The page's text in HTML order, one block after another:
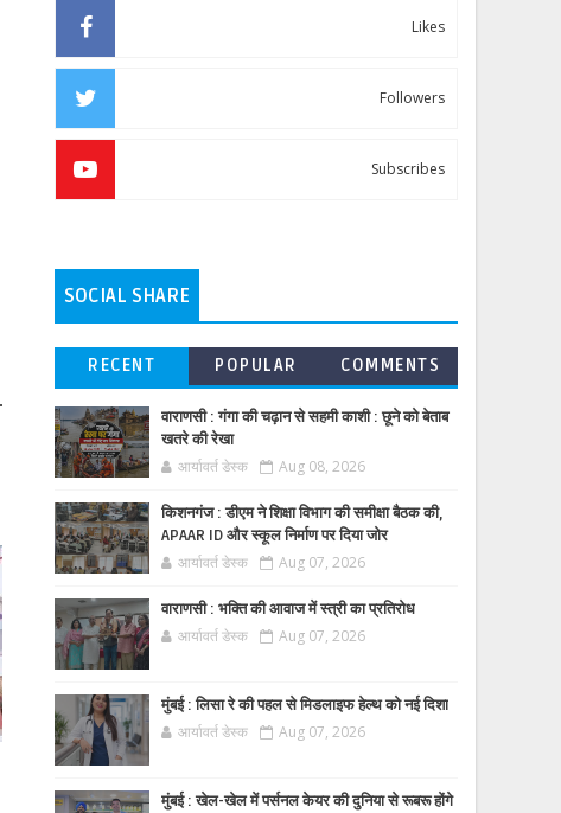
Likes
Followers
Subscribes
SOCIAL SHARE
RECENT POPULAR COMMENTS
वाराणसी : गंगा की चढ़ान से सहमी काशी : छूने को बेताब
खतरे की रेखा
आर्यावर्त डेस्क Aug 08, 2026
किशनगंज : डीएम ने शिक्षा विभाग की समीक्षा बैठक की,
APAAR ID और स्कूल निर्माण पर दिया जोर
आर्यावर्त डेस्क Aug 07, 2026
वाराणसी : भक्ति की आवाज में स्त्री का प्रतिरोध
आर्यावर्त डेस्क Aug 07, 2026
मुंबई : लिसा रे की पहल से मिडलाइफ हेल्थ को नई दिशा
आर्यावर्त डेस्क Aug 07, 2026
मुंबई : खेल-खेल में पर्सनल केयर की दुनिया से रूबरू होंगे